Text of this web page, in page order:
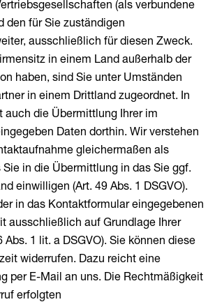
(als verbundene
den für Sie zuständigen
ausschließlich für diesen Zweck.
in einem Land außerhalb der
haben, sind Sie unter Umständen
in einem Drittland zugeordnet. In
auch die Übermittlung Ihrer im
Daten dorthin. Wir verstehen
gleichermaßen als
in die Übermittlung in das Sie ggf.
einwilligen (Art. 49 Abs. 1 DSGVO).
in das Kontaktformular eingegebenen
ausschließlich auf Grundlage Ihrer
Abs. 1 lit. a DSGVO). Sie können diese
widerrufen. Dazu reicht eine
per E-Mail an uns. Die Rechtmäßigkeit
erfolgten